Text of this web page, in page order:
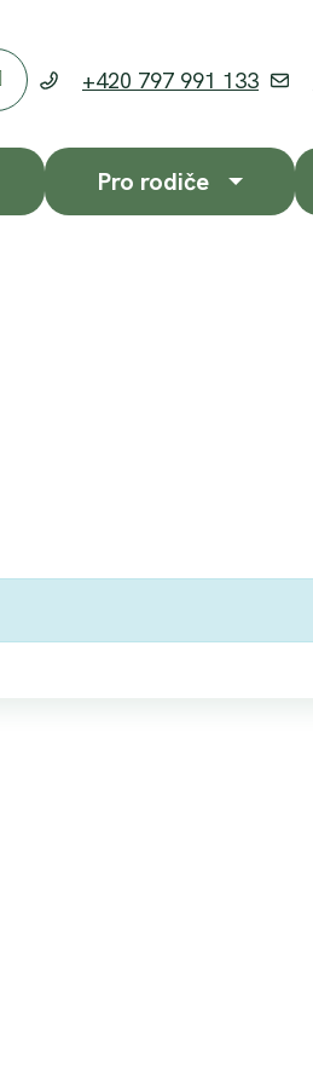
+420 797 991 133
Pro rodiče